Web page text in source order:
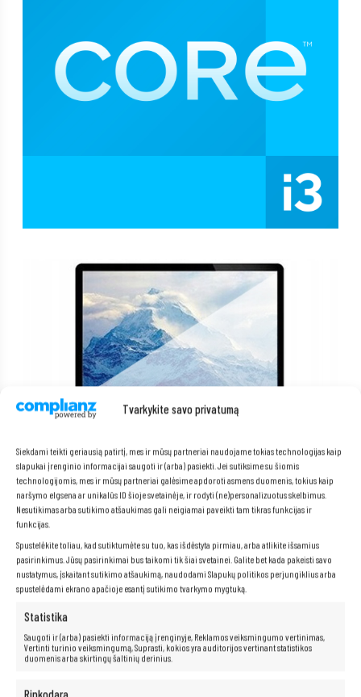
Tvarkykite savo privatumą
Siekdami teikti geriausią patirtį, mes ir mūsų partneriai naudojame tokias technologijas kaip
slapukai įrenginio informacijai saugoti ir (arba) pasiekti. Jei sutiksime su šiomis
technologijomis, mes ir mūsų partneriai galėsime apdoroti asmens duomenis, tokius kaip
naršymo elgsena ar unikalūs ID šioje svetainėje, ir rodyti (ne)personalizuotus skelbimus.
Nesutikimas arba sutikimo atšaukimas gali neigiamai paveikti tam tikras funkcijas ir
funkcijas.
Spustelėkite toliau, kad sutiktumėte su tuo, kas išdėstyta pirmiau, arba atlikite išsamius
pasirinkimus. Jūsų pasirinkimai bus taikomi tik šiai svetainei. Galite bet kada pakeisti savo
nustatymus, įskaitant sutikimo atšaukimą, naudodami Slapukų politikos perjungiklius arba
spustelėdami ekrano apačioje esantį sutikimo tvarkymo mygtuką.
Statistika
Saugoti ir (arba) pasiekti informaciją įrenginyje, Reklamos veiksmingumo vertinimas,
Vertinti turinio veiksmingumą, Suprasti, kokios yra auditorijos vertinant statistikos
duomenis arba skirtingų šaltinių derinius.
Rinkodara
Matinis ekranas
Norite patogiai dirbti su nešiojamuoju kompiuteriu bet kokiomis
sąlygomis, be akinimo ar akių nuovargio rizikos? „
Dėka matinio ekrano
, neturėsite jokių problemų su šviesos
atspindžiais, todėl galėsite laisvai dirbti įvairiomis sąlygomis, tiek
patalpoje, tiek lauke.Matinis ekranastaip pat yra daug mažiau
varginantis akims, todėl galėsite dirbti ilgiau ir patogiau, nejausdami
Neribotos multimedijos galimybės yra